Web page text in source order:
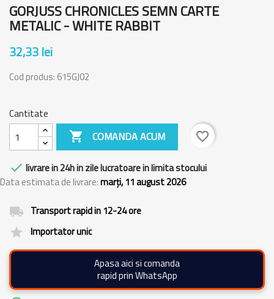
GORJUSS CHRONICLES SEMN CARTE
METALIC - WHITE RABBIT
32,33 lei
Cod produs: 615GJ02
Cantitate
 COMANDA ACUM favorite_border
 livrare in 24h in zile lucratoare in limita stocului
Data estimata de livrare:marți, 11 august 2026
local_shipping Transport rapid in 12-24 ore
grade Importator unic
Apasa aici si comanda
rapid prin WhatsApp